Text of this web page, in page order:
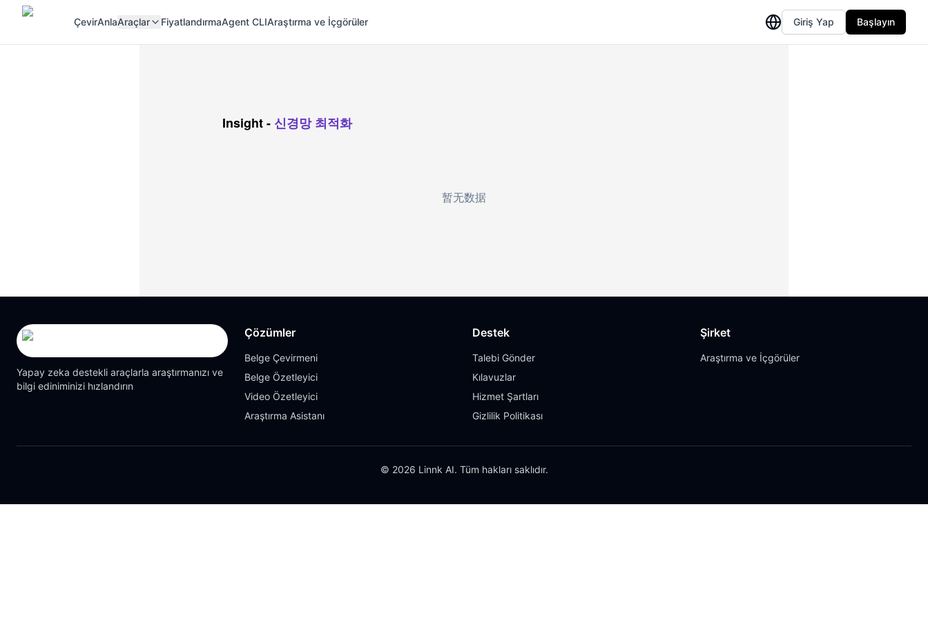
ÇevirAnlaAraçlar FiyatlandırmaAgent CLIAraştırma ve İçgörüler Giriş Yap Başlayın
Insight- 신경망 최적화
暂无数据
Yapay zeka destekli araçlarla araştırmanızı ve
bilgi ediniminizi hızlandırın
Çözümler
Belge Çevirmeni
Belge Özetleyici
Video Özetleyici
Araştırma Asistanı
Destek
Talebi Gönder
Kılavuzlar
Hizmet Şartları
Gizlilik Politikası
Şirket
Araştırma ve İçgörüler
© 2026 Linnk AI. Tüm hakları saklıdır.